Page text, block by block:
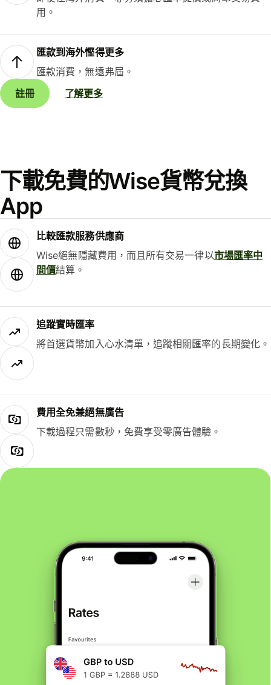
用。
匯款到海外慳得更多
匯款消費，無遠弗屆。
註冊
了解更多
下載免費的Wise貨幣兌換
App
比較匯款服務供應商
Wise絕無隱藏費用，而且所有交易一律以市場匯率中
間價結算。
追蹤實時匯率
將首選貨幣加入心水清單，追蹤相關匯率的長期變化。
費用全免兼絕無廣告
下載過程只需數秒，免費享受零廣告體驗。